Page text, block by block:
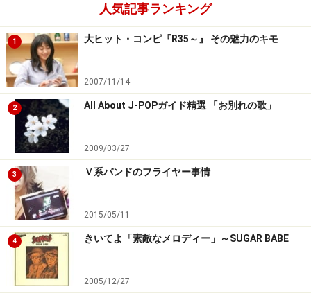
人気記事ランキング
1 大ヒット・コンピ『R35～』 その魅力のキモ
2007/11/14
2 All About J-POPガイド精選 「お別れの歌」
2009/03/27
3 Ｖ系バンドのフライヤー事情
2015/05/11
4 きいてよ「素敵なメロディー」～SUGAR BABE
2005/12/27